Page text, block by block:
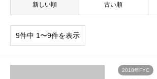
新しい順 古い順
9件中 1〜9件を表示
2018年FYC